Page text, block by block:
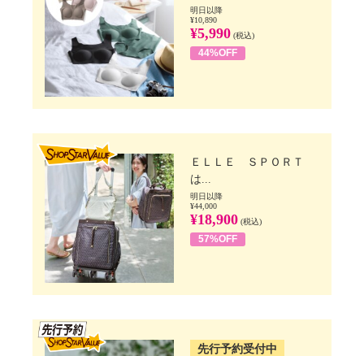
明日以降
¥10,890
¥5,990 (税込)
44%OFF
ＥＬＬＥ ＳＰＯＲＴ
は...
明日以降
¥44,000
¥18,900 (税込)
57%OFF
先行予約受付中